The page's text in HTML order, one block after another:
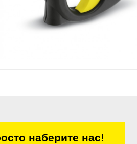
наберите нас!